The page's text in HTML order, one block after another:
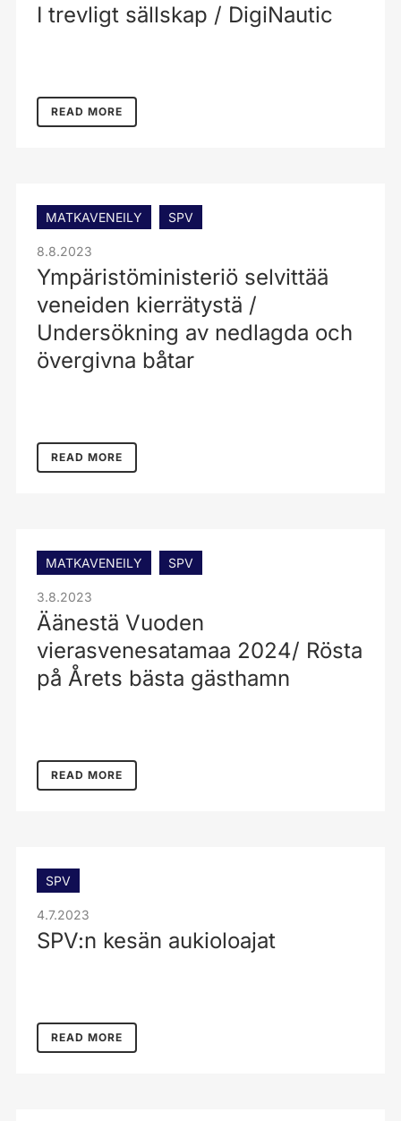
I trevligt sällskap / DigiNautic
READ MORE
MATKAVENEILY SPV
8.8.2023
Ympäristöministeriö selvittää
veneiden kierrätystä /
Undersökning av nedlagda och
övergivna båtar
READ MORE
MATKAVENEILY SPV
3.8.2023
Äänestä Vuoden
vierasvenesatamaa 2024/ Rösta
på Årets bästa gästhamn
READ MORE
SPV
4.7.2023
SPV:n kesän aukioloajat
READ MORE